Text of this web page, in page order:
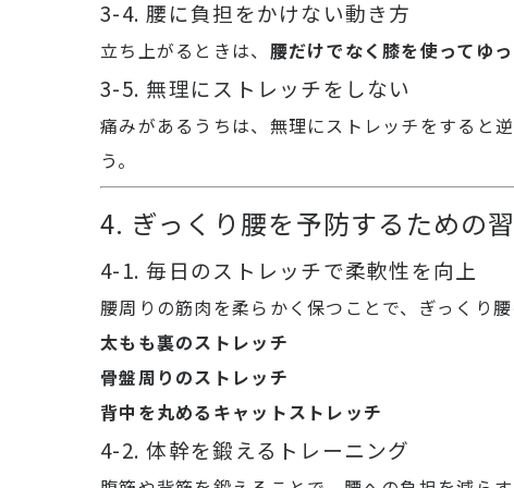
3-4. 腰に負担をかけない動き方
立ち上がるときは、 腰だけでなく膝を使ってゆ
3-5. 無理にストレッチをしない
痛みがあるうちは、無理にストレッチをすると
う。
4. ぎっくり腰を予防するための
4-1. 毎日のストレッチで柔軟性を向上
腰周りの筋肉を柔らかく保つことで、ぎっくり腰
太もも裏のストレッチ
骨盤周りのストレッチ
背中を丸めるキャットストレッチ
4-2. 体幹を鍛えるトレーニング